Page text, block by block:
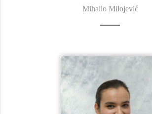
Mihailo Milojević